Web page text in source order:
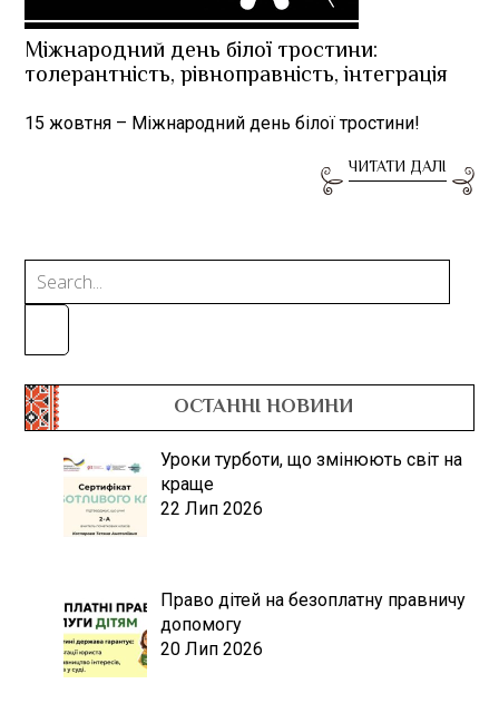
Міжнародний день білої тростини:
толерантність, рівноправність, інтеграція
15 жовтня – Міжнародний день білої тростини!
ЧИТАТИ ДАЛІ
ОСТАННІ НОВИНИ
Уроки турботи, що змінюють світ на
краще
22 Лип 2026
Право дітей на безоплатну правничу
допомогу
20 Лип 2026